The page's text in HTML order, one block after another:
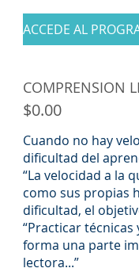
ACCEDE AL
COMPRENSION
$0.00
Cuando no hay
dificultad del
“La velocidad a la
como sus propias
dificultad, el
“Practicar
forma una parte
lectora...”